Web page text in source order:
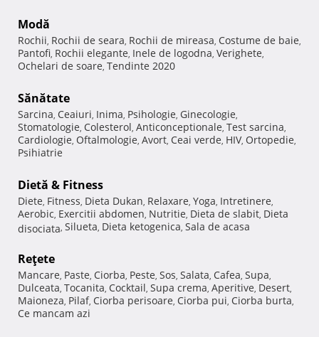
Modă
Rochii, Rochii de seara, Rochii de mireasa, Costume de baie,
Pantofi, Rochii elegante, Inele de logodna, Verighete,
Ochelari de soare, Tendinte 2020
Sănătate
Sarcina, Ceaiuri, Inima, Psihologie, Ginecologie,
Stomatologie, Colesterol, Anticonceptionale, Test sarcina,
Cardiologie, Oftalmologie, Avort, Ceai verde, HIV, Ortopedie,
Psihiatrie
Dietă & Fitness
Diete, Fitness, Dieta Dukan, Relaxare, Yoga, Intretinere,
Aerobic, Exercitii abdomen, Nutritie, Dieta de slabit, Dieta
disociata, Silueta, Dieta ketogenica, Sala de acasa
Reţete
Mancare, Paste, Ciorba, Peste, Sos, Salata, Cafea, Supa,
Dulceata, Tocanita, Cocktail, Supa crema, Aperitive, Desert,
Maioneza, Pilaf, Ciorba perisoare, Ciorba pui, Ciorba burta,
Ce mancam azi